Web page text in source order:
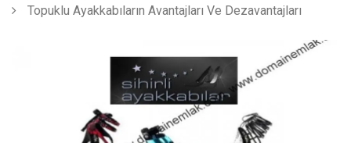
Topuklu Ayakkabıların Avantajları Ve Dezavantajları